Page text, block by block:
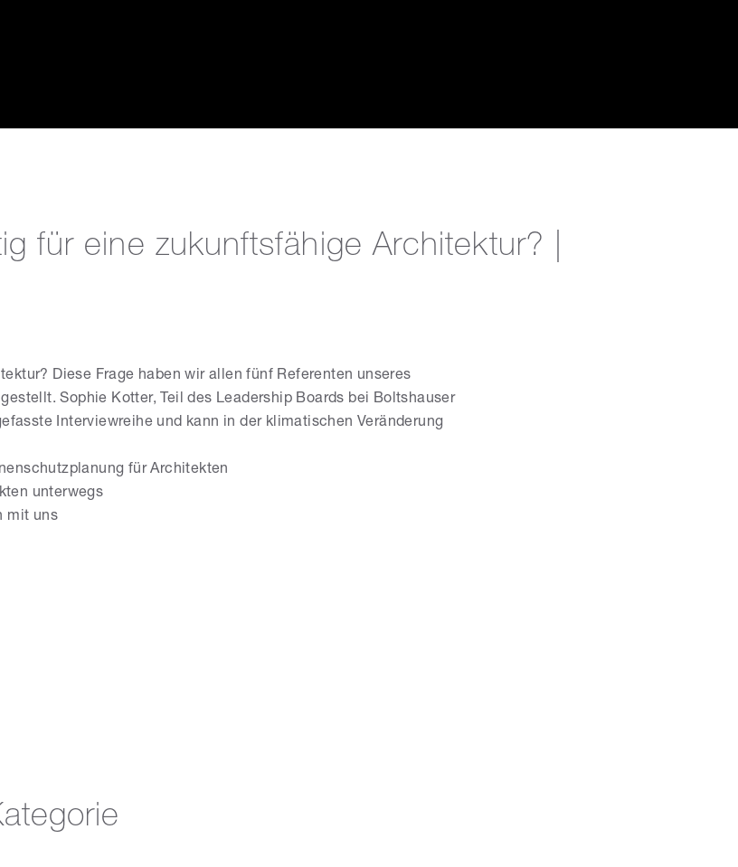
für eine zukunftsfähige Architektur? |
Diese Frage haben wir allen fünf Referenten unseres
Sophie Kotter, Teil des Leadership Boards bei Boltshauser
Interviewreihe und kann in der klimatischen Veränderung
für Architekten
unterwegs
mit uns